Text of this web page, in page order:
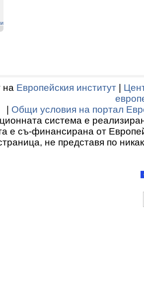
на Европейския институт
Общи условия на портал
система е
е съ-финансирана от
не представя по